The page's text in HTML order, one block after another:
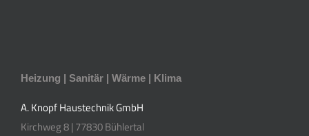
Heizung | Sanitär | Wärme | Klima
A. Knopf Haustechnik GmbH
Kirchweg 8 | 77830 Bühlertal